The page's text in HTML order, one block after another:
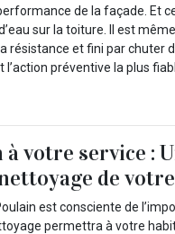
de la façade. Et
sur la toiture. Il est
résistance et fini par chuter
préventive la plus
votre service :
de
est consciente de
permettra à votre